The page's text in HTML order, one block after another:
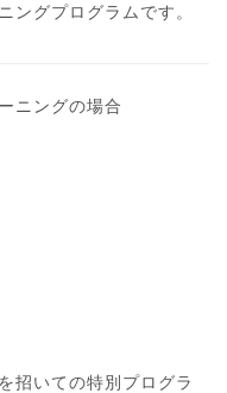
ングプログラムです。
ニングの場合
招いての特別プログラ